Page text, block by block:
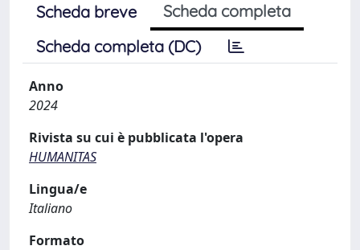
Scheda breve
Scheda completa
Scheda completa (DC)
Anno
2024
Rivista su cui è pubblicata l'opera
HUMANITAS
Lingua/e
Italiano
Formato